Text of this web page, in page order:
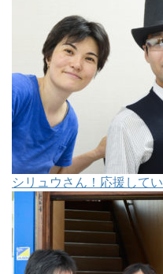
シリュウさん！応援してい